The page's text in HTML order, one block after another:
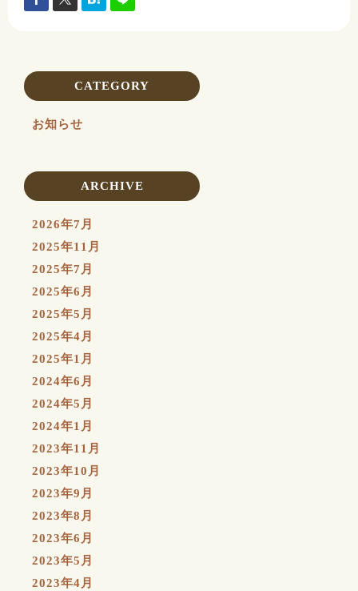
CATEGORY
お知らせ
ARCHIVE
2026年7月
2025年11月
2025年7月
2025年6月
2025年5月
2025年4月
2025年1月
2024年6月
2024年5月
2024年1月
2023年11月
2023年10月
2023年9月
2023年8月
2023年6月
2023年5月
2023年4月